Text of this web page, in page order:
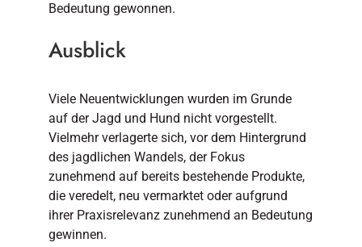
Bedeutung gewonnen.
Ausblick
Viele Neuentwicklungen wurden im Grunde
auf der Jagd und Hund nicht vorgestellt.
Vielmehr verlagerte sich, vor dem Hintergrund
des jagdlichen Wandels, der Fokus
zunehmend auf bereits bestehende Produkte,
die veredelt, neu vermarktet oder aufgrund
ihrer Praxisrelevanz zunehmend an Bedeutung
gewinnen.